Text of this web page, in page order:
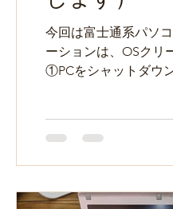
今回は富士通系パソ
ーションは、OSクリ
①PCをシャットダウ